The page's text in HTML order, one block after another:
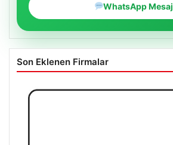
WhatsApp Mesaj
Son Eklenen Firmalar